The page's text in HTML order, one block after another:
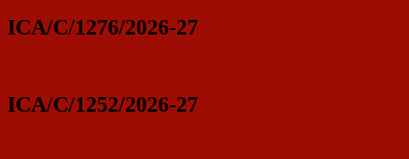
ICA/C/1276/2026-27
ICA/C/1252/2026-27